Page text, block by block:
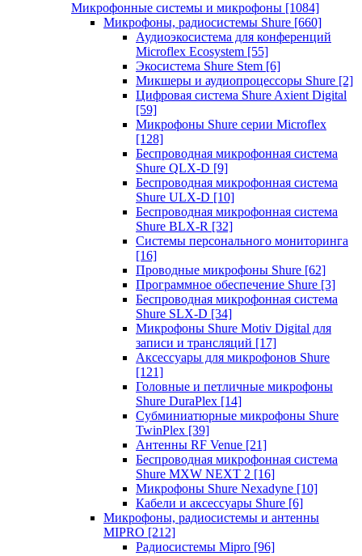
Микрофонные системы и микрофоны [1084]
Микрофоны, радиосистемы Shure [660]
Аудиоэкосистема для конференций
Microflex Ecosystem [55]
Экосистема Shure Stem [6]
Микшеры и аудиопроцессоры Shure [2]
Цифровая система Shure Axient Digital
[59]
Микрофоны Shure серии Microflex
[128]
Беспроводная микрофонная система
Shure QLX-D [9]
Беспроводная микрофонная система
Shure ULX-D [10]
Беспроводная микрофонная система
Shure BLX-R [32]
Системы персонального мониторинга
[16]
Проводные микрофоны Shure [62]
Программное обеспечение Shure [3]
Беспроводная микрофонная система
Shure SLX-D [34]
Микрофоны Shure Motiv Digital для
записи и трансляций [17]
Аксессуары для микрофонов Shure
[121]
Головные и петличные микрофоны
Shure DuraPlex [14]
Субминиатюрные микрофоны Shure
TwinPlex [39]
Антенны RF Venue [21]
Беспроводная микрофонная система
Shure MXW NEXT 2 [16]
Микрофоны Shure Nexadyne [10]
Кабели и аксессуары Shure [6]
Микрофоны, радиосистемы и антенны
MIPRO [212]
Радиосистемы Mipro [96]